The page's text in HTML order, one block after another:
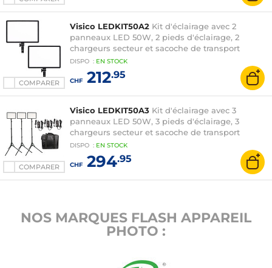
COMPARER
Visico LEDKIT50A2 Kit d'éclairage avec 2
panneaux LED 50W, 2 pieds d'éclairage, 2
chargeurs secteur et sacoche de transport
DISPO : EN STOCK
CHF212.95
COMPARER
Visico LEDKIT50A3 Kit d'éclairage avec 3
panneaux LED 50W, 3 pieds d'éclairage, 3
chargeurs secteur et sacoche de transport
DISPO : EN STOCK
CHF294.95
NOS MARQUES FLASH APPAREIL
PHOTO :